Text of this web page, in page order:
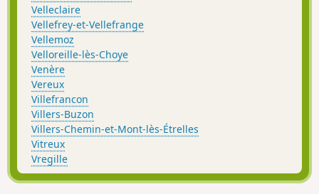
Velleclaire
Vellefrey-et-Vellefrange
Vellemoz
Velloreille-lès-Choye
Venère
Vereux
Villefrancon
Villers-Buzon
Villers-Chemin-et-Mont-lès-Étrelles
Vitreux
Vregille